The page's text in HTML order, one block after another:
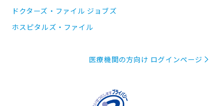
ドクターズ・ファイル ジョブズ
ホスピタルズ・ファイル
医療機関の方向け ログインページ